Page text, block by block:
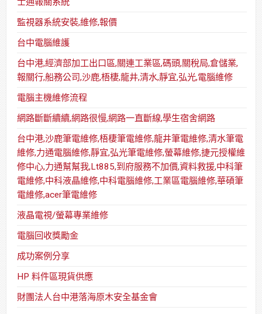
監視器系統安裝,維修,報價
台中電腦維護
台中港,經濟部加工出口區,關連工業區,碼頭,關稅局,倉儲業,
報關行,船務公司,沙鹿,梧棲,龍井,清水,靜宜,弘光,電腦維修
電腦主機維修流程
網路斷斷續續,網路很慢,網路一直斷線,學生宿舍網路
台中港,沙鹿筆電維修,梧棲筆電維修,龍井筆電維修,清水筆電
維修,力通電腦維修,靜宜,弘光筆電維修,螢幕維修,捷元授權維
修中心,力通幫幫我,Lt885,到府服務不加價,資料救援,中科筆
電維修,中科液晶維修,中科電腦維修,工業區電腦維修,華碩筆
電維修,acer筆電維修
液晶電視/螢幕專業維修
電腦回收獎勵金
成功案例分享
HP 料件區現貨供應
財團法人台中港落海原木安全基金會